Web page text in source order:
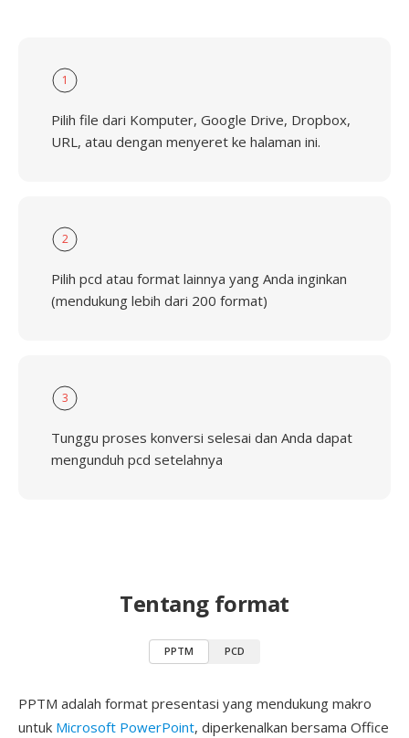
1
Pilih file dari Komputer, Google Drive, Dropbox,
URL, atau dengan menyeret ke halaman ini.
2
Pilih pcd atau format lainnya yang Anda inginkan
(mendukung lebih dari 200 format)
3
Tunggu proses konversi selesai dan Anda dapat
mengunduh pcd setelahnya
Tentang format
PPTM PCD
PPTM adalah format presentasi yang mendukung makro
untuk Microsoft PowerPoint, diperkenalkan bersama Office